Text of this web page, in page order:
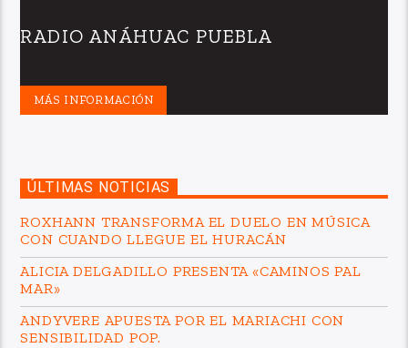
RADIO ANÁHUAC PUEBLA
MÁS INFORMACIÓN
ÚLTIMAS NOTICIAS
ROXHANN TRANSFORMA EL DUELO EN MÚSICA
CON CUANDO LLEGUE EL HURACÁN
ALICIA DELGADILLO PRESENTA «CAMINOS PAL
MAR»
ANDYVERE APUESTA POR EL MARIACHI CON
SENSIBILIDAD POP.